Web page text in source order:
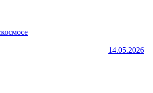
14.05.2026